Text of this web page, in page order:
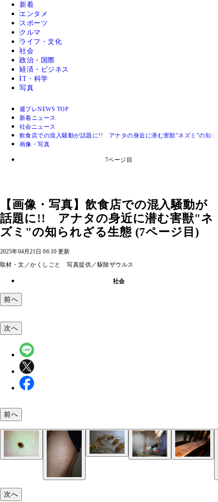
新着
エンタメ
スポーツ
クルマ
ライフ・文化
社会
政治・国際
経済・ビジネス
IT・科学
写真
週プレNEWS TOP
新着ニュース
社会ニュース
飲食店での混入騒動が話題に!! アナタの身近に潜む害獣"ネズミ"の知
画像・写真
7ページ目
【画像・写真】飲食店での混入騒動が
話題に!! アナタの身近に潜む害獣"ネ
ズミ"の知られざる生態 (7ページ目)
2025年04月21日 06:10 更新
取材・文／かくしごと 写真提供／駆除ザウルス
社会
前へ
1回の出産で5、6匹が生まれる。赤ちゃんは悔しい
っとカワイイ
次へ
前へ
次へ